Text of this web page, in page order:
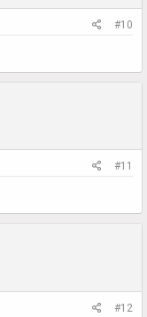
#10
#11
#12